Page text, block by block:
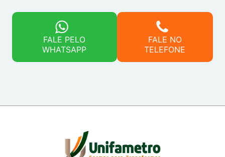
FALE PELO
WHATSAPP
FALE NO
TELEFONE